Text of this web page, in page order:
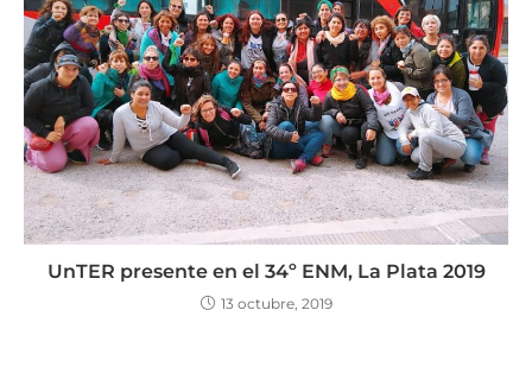
UnTER presente en el 34º ENM, La Plata 2019
13 octubre, 2019